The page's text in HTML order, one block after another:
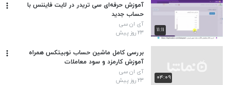
۱۱:۱۱
آموزش حرفه‌ای سی تریدر در لایت فایننس با
حساب جدید
آی ان سی
۲۳ روز پیش
۰۴:۰۹
بررسی کامل ماشین حساب نوبیتکس همراه
آموزش کارمزد و سود معاملات
آی ان سی
۲۳ روز پیش